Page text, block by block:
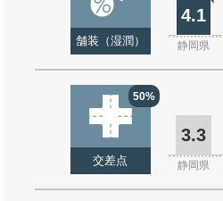
舗装（湿潤）
4.1
静岡県
50%
交差点
3.3
静岡県